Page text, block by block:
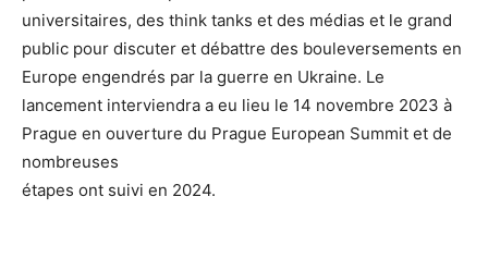
universitaires, des think tanks et des médias et le grand
public pour discuter et débattre des bouleversements en
Europe engendrés par la guerre en Ukraine. Le
lancement interviendra a eu lieu le 14 novembre 2023 à
Prague en ouverture du Prague European Summit et de
nombreuses
étapes ont suivi en 2024.